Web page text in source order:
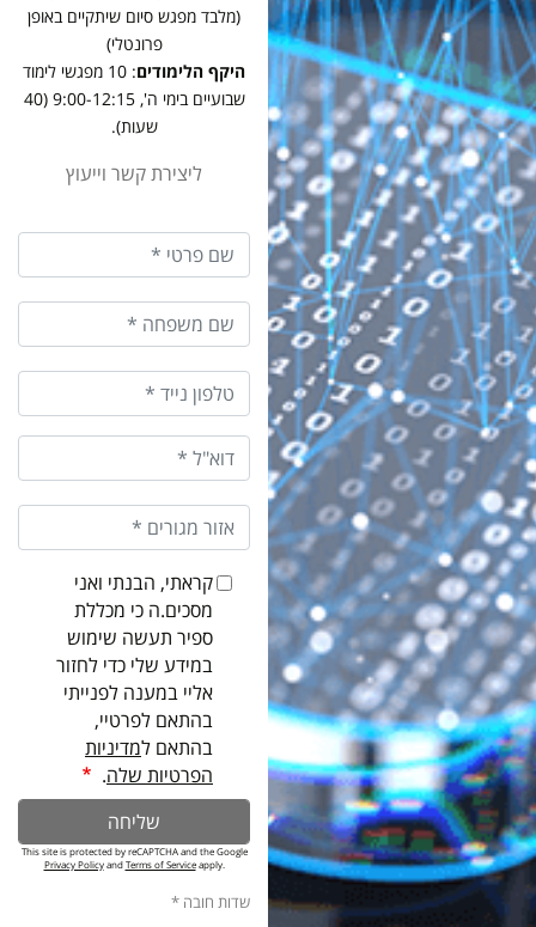
(מלבד מפגש סיום שיתקיים באופן
פרונטלי)
היקף הלימודים
: 10 מפגשי לימוד
שבועיים בימי ה', 9:00-12:15 (40
שעות).
ליצירת קשר וייעוץ
קראתי, הבנתי ואני
מסכים.ה כי מכללת
ספיר תעשה שימוש
במידע שלי כדי לחזור
אליי במענה לפנייתי
בהתאם לפרטיי,
בהתאם למדיניות
הפרטיות שלה.
This site is protected by reCAPTCHA and the Google
Privacy PolicyandTerms of Serviceapply.
שדות חובה *